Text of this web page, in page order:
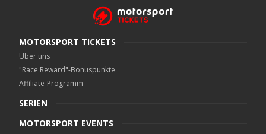
MOTORSPORT TICKETS
Über uns
"Race Reward"-Bonuspunkte
Affiliate-Programm
SERIEN
MOTORSPORT EVENTS